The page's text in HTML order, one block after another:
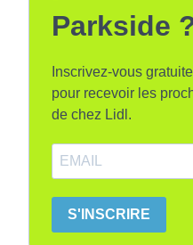
Parkside
Inscrivez-vous
pour recevoir les
de chez Lidl.
S'INSCRIRE